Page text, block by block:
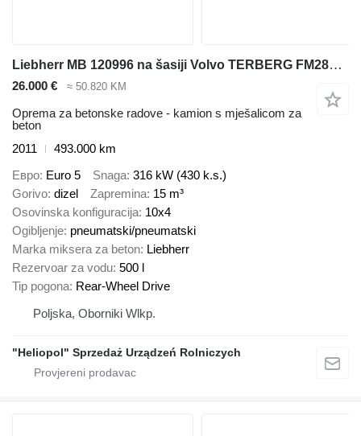
Liebherr MB 120996 na šasiji Volvo TERBERG FM2850-T
26.000 € ≈ 50.820 KM
Oprema za betonske radove - kamion s mješalicom za
beton
2011
493.000 km
Евро Euro 5 Snaga 316 kW (430 k.s.)
Gorivo dizel Zapremina 15 m³
Osovinska konfiguracija 10x4
Ogibljenje pneumatski/pneumatski
Marka miksera za beton Liebherr
Rezervoar za vodu 500 l
Tip pogona Rear-Wheel Drive
Poljska, Oborniki Wlkp.
"Heliopol" Sprzedaż Urządzeń Rolniczych